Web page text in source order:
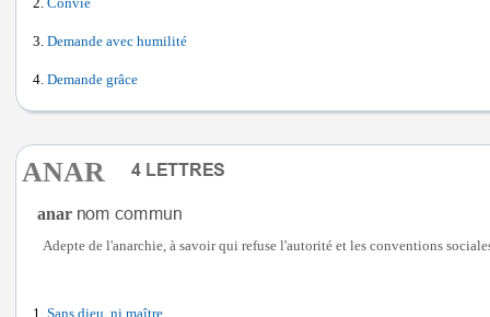
Convié
Demande avec humilité
Demande grâce
ANAR
anar
Adepte de l'anarchie, à savoir qui refuse l'autorité et les conventions
Sans dieu, ni maître